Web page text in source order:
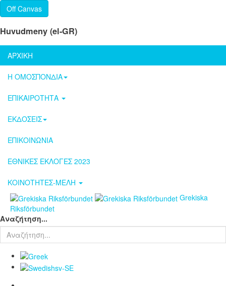
Off Canvas
Huvudmeny (el-GR)
ΑΡΧΙΚΗ
Η ΟΜΟΣΠΟΝΔΙΑ
ΕΠΙΚΑΙΡΟΤΗΤΑ
ΕΚΔΟΣΕΙΣ
ΕΠΙΚΟΙΝΩΝΙΑ
ΕΘΝΙΚΕΣ ΕΚΛΟΓΕΣ 2023
ΚΟΙΝΟΤΗΤΕΣ-ΜΕΛΗ
Grekiska
Riksförbundet
Αναζήτηση...